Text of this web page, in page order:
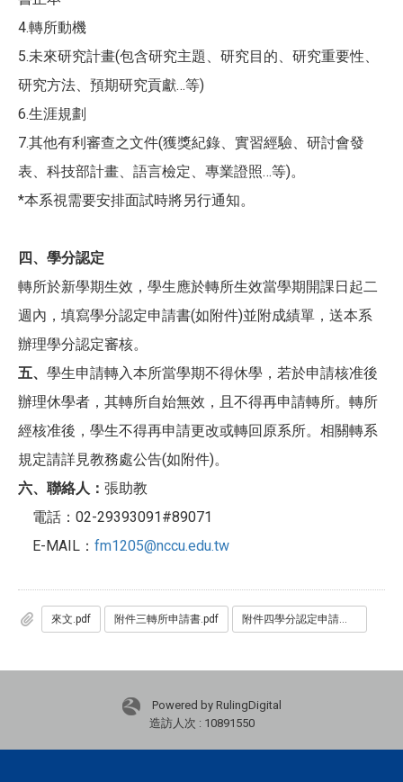
4.轉所動機
5.未來研究計畫(包含研究主題、研究目的、研究重要性、
研究方法、預期研究貢獻…等)
6.生涯規劃
7.其他有利審查之文件(獲獎紀錄、實習經驗、研討會發
表、科技部計畫、語言檢定、專業證照…等)。
*本系視需要安排面試時將另行通知。
四、學分認定
轉所於新學期生效，學生應於轉所生效當學期開課日起二
週內，填寫學分認定申請書(如附件)並附成績單，送本系
辦理學分認定審核。
五、 學生申請轉入本所當學期不得休學，若於申請核准後
辦理休學者，其轉所自始無效，且不得再申請轉所。轉所
經核准後，學生不得再申請更改或轉回原系所。相關轉系
規定請詳見教務處公告(如附件)。
六、聯絡人： 張助教
電話：02-29393091#89071
E-MAIL： fm1205@nccu.edu.tw
來文.pdf 附件三轉所申請書.pdf 附件四學分認定申請書.pdf
Powered by RulingDigital
造訪人次 : 10891550